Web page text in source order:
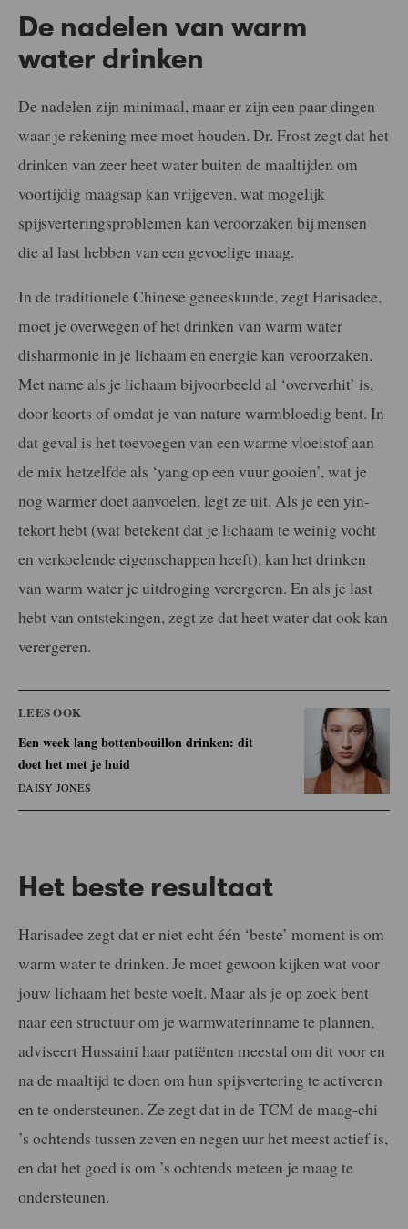
De nadelen van warm
water drinken
De nadelen zijn minimaal, maar er zijn een paar dingen
waar je rekening mee moet houden. Dr. Frost zegt dat het
drinken van zeer heet water buiten de maaltijden om
voortijdig maagsap kan vrijgeven, wat mogelijk
spijsverteringsproblemen kan veroorzaken bij mensen
die al last hebben van een gevoelige maag.
In de traditionele Chinese geneeskunde, zegt Harisadee,
moet je overwegen of het drinken van warm water
disharmonie in je lichaam en energie kan veroorzaken.
Met name als je lichaam bijvoorbeeld al ‘oververhit’ is,
door koorts of omdat je van nature warmbloedig bent. In
dat geval is het toevoegen van een warme vloeistof aan
de mix hetzelfde als ‘yang op een vuur gooien’, wat je
nog warmer doet aanvoelen, legt ze uit. Als je een yin-
tekort hebt (wat betekent dat je lichaam te weinig vocht
en verkoelende eigenschappen heeft), kan het drinken
van warm water je uitdroging verergeren. En als je last
hebt van ontstekingen, zegt ze dat heet water dat ook kan
verergeren.
LEES OOK
Een week lang bottenbouillon drinken: dit
doet het met je huid
DAISY JONES
Het beste resultaat
Harisadee zegt dat er niet echt één ‘beste’ moment is om
warm water te drinken. Je moet gewoon kijken wat voor
jouw lichaam het beste voelt. Maar als je op zoek bent
naar een structuur om je warmwaterinname te plannen,
adviseert Hussaini haar patiënten meestal om dit voor en
na de maaltijd te doen om hun spijsvertering te activeren
en te ondersteunen. Ze zegt dat in de TCM de maag-chi
’s ochtends tussen zeven en negen uur het meest actief is,
en dat het goed is om ’s ochtends meteen je maag te
ondersteunen.